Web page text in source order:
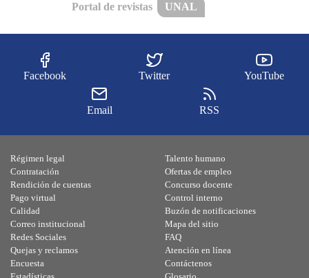
Portal de revistas UNAL
Facebook Twitter YouTube
Email RSS
Régimen legal
Contratación
Rendición de cuentas
Pago virtual
Calidad
Talento humano
Ofertas de empleo
Concurso docente
Control interno
Buzón de notificaciones
Correo institucional
Redes Sociales
Quejas y reclamos
Encuesta
Mapa del sitio
FAQ
Atención en línea
Contáctenos